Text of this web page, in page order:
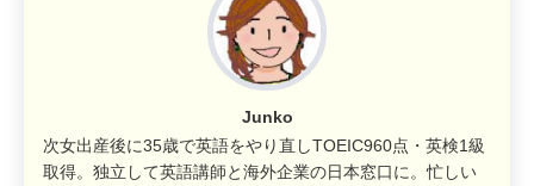
Junko
次女出産後に35歳で英語をやり直しTOEIC960点・英検1級
取得。独立して英語講師と海外企業の日本窓口に。忙しい